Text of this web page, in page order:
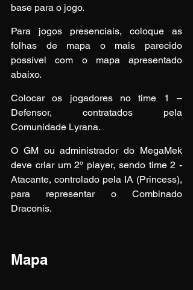
base para o jogo.
Para jogos presenciais, coloque as
folhas de mapa o mais parecido
possível com o mapa apresentado
abaixo.
Colocar os jogadores no time 1 –
Defensor, contratados pela
Comunidade Lyrana.
O GM ou administrador do MegaMek
deve criar um 2º player, sendo time 2 -
Atacante, controlado pela IA (Princess),
para representar o Combinado
Draconis.
Mapa